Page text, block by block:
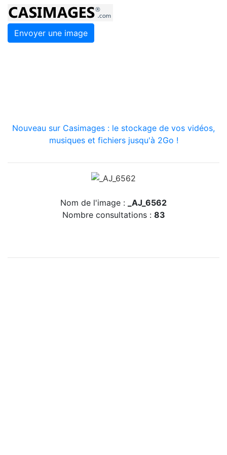
Envoyer une image
Nouveau sur Casimages : le stockage de vos vidéos,
musiques et fichiers jusqu'à 2Go !
Nom de l'image :
_AJ_6562
Nombre consultations : 83